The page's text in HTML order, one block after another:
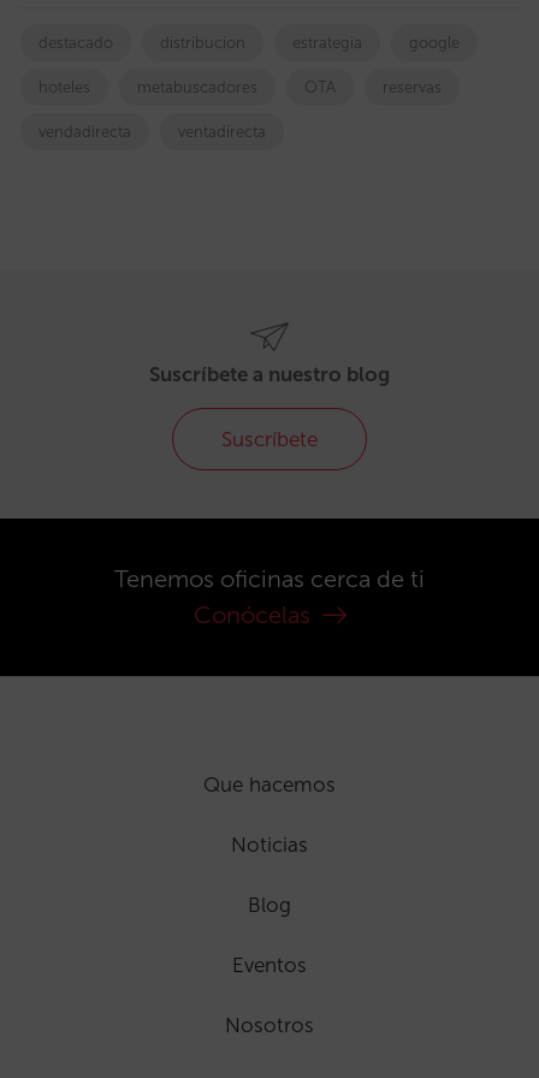
destacado distribucion estrategia google
hoteles metabuscadores OTA reservas
vendadirecta ventadirecta
Suscríbete a nuestro blog
Suscríbete
Tenemos oficinas cerca de ti
Conócelas
Que hacemos
Noticias
Blog
Eventos
Nosotros